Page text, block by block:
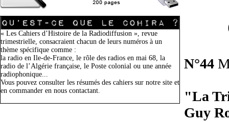
« Les Cahiers d’Histoire de la Radiodiffusion », revue
trimestrielle, consacraient chacun de leurs numéros à un
thème spécifique comme :
la radio en Ile-de-France, le rôle des radios en mai 68, la
radio de l’Algérie française, le Poste colonial ou une année
radiophonique...
Vous pouvez consulter les résumés des cahiers sur notre site et
en commander en nous contactant.
N°44
"La
Guy